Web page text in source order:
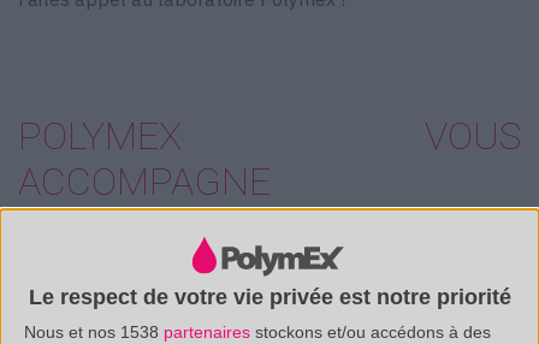
Le respect de votre vie privée est notre priorité
Nous et nos 1538 partenaires stockons et/ou accédons à des
POLYMEX VOUS
ACCOMPAGNE
Afin d’obtenir la composition de vos produits et matériaux
inconnus, notre équipe s’appuiera sur la méthode
analytique de la pyrolyse couplée à la
chromatographie